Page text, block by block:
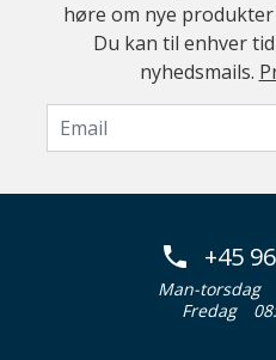
høre om nye
Du kan til enhver
nyhedsmails.
+45
Man-torsdag
Fredag